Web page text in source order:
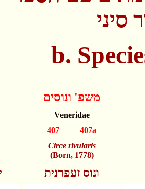
סיני
b.
משפ' ונוסים
Veneridae
407 407a
Circe rivularis
(Born, 1778)
ונוס זעפרנית